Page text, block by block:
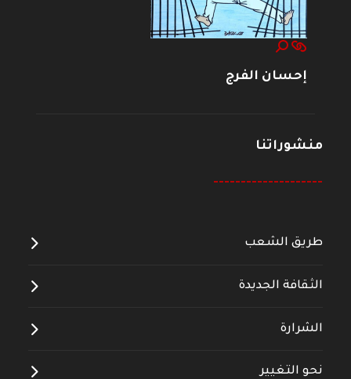
إحسان الفرج
منشوراتنا
--------------------
طريق الشعب
الثقافة الجديدة
الشرارة
نحو التغيير